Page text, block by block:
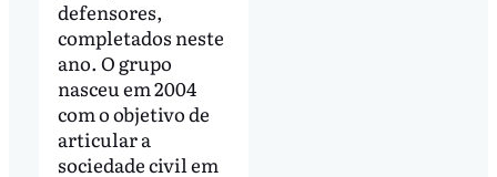
defensores,
completados neste
ano. O grupo
nasceu em 2004
com o objetivo de
articular a
sociedade civil em